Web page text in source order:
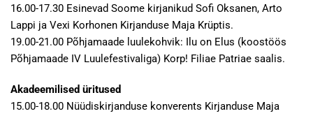
16.00-17.30 Esinevad Soome kirjanikud Sofi Oksanen, Arto
Lappi ja Vexi Korhonen Kirjanduse Maja Krüptis.
19.00-21.00 Põhjamaade luulekohvik: Ilu on Elus (koostöös
Põhjamaade IV Luulefestivaliga) Korp! Filiae Patriae saalis.
Akadeemilised üritused
15.00-18.00 Nüüdiskirjanduse konverents Kirjanduse Maja